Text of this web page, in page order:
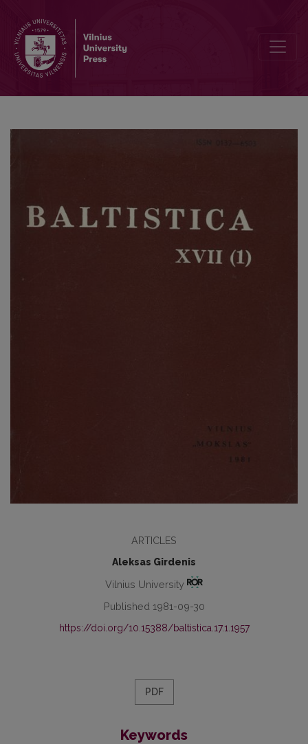
ARTICLES
Aleksas Girdenis
Vilnius University
Published 1981-09-30
https://doi.org/10.15388/baltistica.17.1.1957
PDF
Keywords